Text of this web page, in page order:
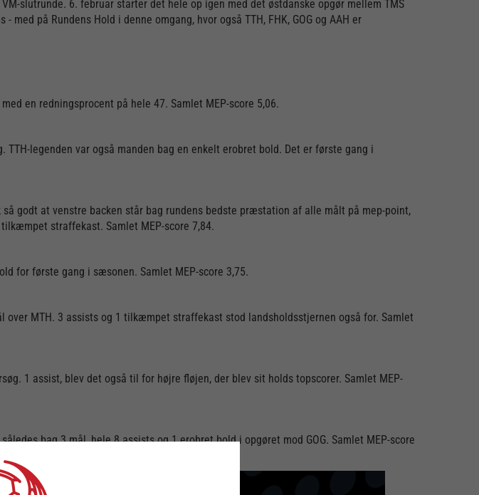
slutrunde. 6. februar starter det hele op igen med det østdanske opgør mellem TMS
på Rundens Hold i denne omgang, hvor også TTH, FHK, GOG og AAH er
en redningsprocent på hele 47. Samlet MEP-score 5,06.
legenden var også manden bag en enkelt erobret bold. Det er første gang i
godt at venstre backen står bag rundens bedste præstation af alle målt på mep-point,
straffekast. Samlet MEP-score 7,84.
for første gang i sæsonen. Samlet MEP-score 3,75.
MTH. 3 assists og 1 tilkæmpet straffekast stod landsholdsstjernen også for. Samlet
1 assist, blev det også til for højre fløjen, der blev sit holds topscorer. Samlet MEP-
bag 3 mål, hele 8 assists og 1 erobret bold i opgøret mod GOG. Samlet MEP-score